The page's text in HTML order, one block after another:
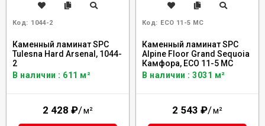
Код: 1044-2
Каменный ламинат SPC
Tulesna Hard Arsenal, 1044-
2
В наличии : 611 м²
2 428 ₽/м²
Код: ECO 11-5 MC
Каменный ламинат SPC
Alpine Floor Grand Sequoia
Камфора, ECO 11-5 MC
В наличии : 3031 м²
2 543 ₽/м²